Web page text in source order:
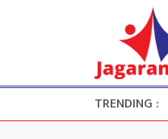
TRENDING :